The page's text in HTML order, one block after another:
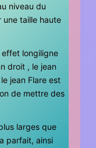
niveau du
taille haute
longiligne
droit , le jean
jean Flare est
de mettre des
larges que
parfait, ainsi